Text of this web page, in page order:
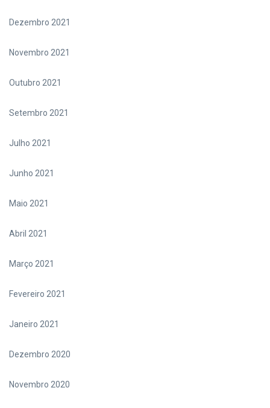
Dezembro 2021
Novembro 2021
Outubro 2021
Setembro 2021
Julho 2021
Junho 2021
Maio 2021
Abril 2021
Março 2021
Fevereiro 2021
Janeiro 2021
Dezembro 2020
Novembro 2020